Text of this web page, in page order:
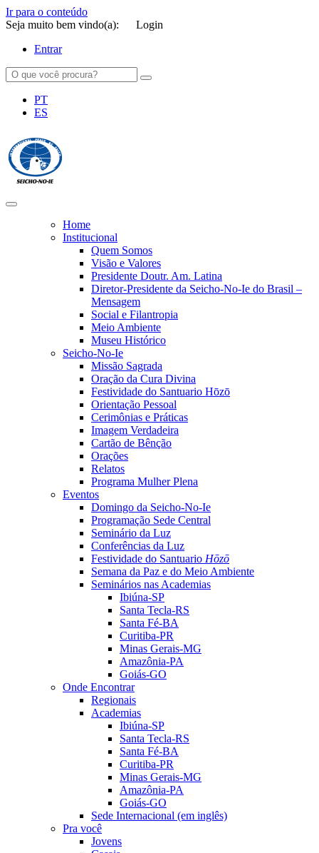
Ir para o conteúdo
Seja muito bem vindo(a):
Login
Entrar
PT
ES
Home
Institucional
Quem Somos
Visão e Valores
Presidente Doutr. Am. Latina
Diretor-Presidente da Seicho-No-Ie do Brasil –
Mensagem
Social e Filantropia
Meio Ambiente
Museu Histórico
Seicho-No-Ie
Missão Sagrada
Oração da Cura Divina
Festividade do Santuario Hōzō
Orientação Pessoal
Cerimônias e Práticas
Imagem Verdadeira
Cartão de Bênção
Orações
Relatos
Programa Mulher Plena
Eventos
Domingo da Seicho-No-Ie
Programação Sede Central
Seminário da Luz
Conferências da Luz
Festividade do Santuario Hōzō
Semana da Paz e do Meio Ambiente
Seminários nas Academias
Ibiúna-SP
Santa Tecla-RS
Santa Fé-BA
Curitiba-PR
Minas Gerais-MG
Amazônia-PA
Goiás-GO
Onde Encontrar
Regionais
Academias
Ibiúna-SP
Santa Tecla-RS
Santa Fé-BA
Curitiba-PR
Minas Gerais-MG
Amazônia-PA
Goiás-GO
Sede Internacional (em inglês)
Pra você
Jovens